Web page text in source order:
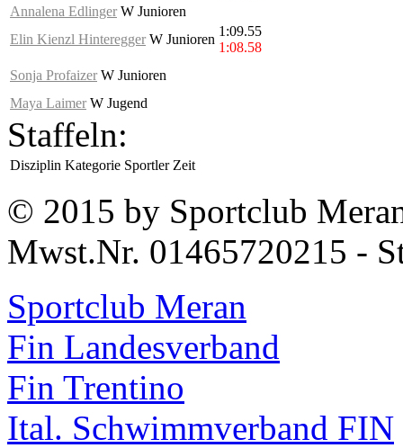
Annalena Edlinger W Junioren
Elin Kienzl Hinteregger W Junioren
1:09.55
1:08.58
Sonja Profaizer W Junioren
Maya Laimer W Jugend
Staffeln:
Disziplin Kategorie Sportler Zeit
© 2015 by Sportclub
Mwst.Nr. 01465720215 -
Sportclub Meran
Fin Landesverband
Fin Trentino
Ital. Schwimmverband FIN